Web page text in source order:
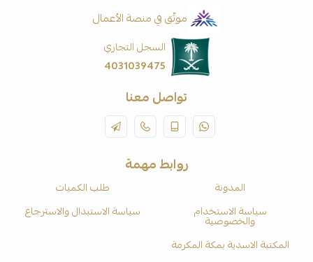
موثّق في منصة الأعمال
السجل التجاري
4031039475
تواصل معنا
روابط مهمة
المدونة
طلب الكميات
سياسة الاستخدام
والخصوصية
سياسة الاستبدال والاسترجاع
المكتبة الاسدية بمكة المكرمة